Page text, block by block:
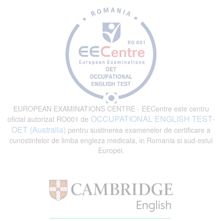
EUROPEAN EXAMINATIONS CENTRE - EECentre este centru
oficial autorizat RO001 de OCCUPATIONAL ENGLISH TEST-
OET (Australia) pentru sustinerea examenelor de certificare a
cunostintelor de limba engleza medicala, in Romania si sud-estul
Europei.